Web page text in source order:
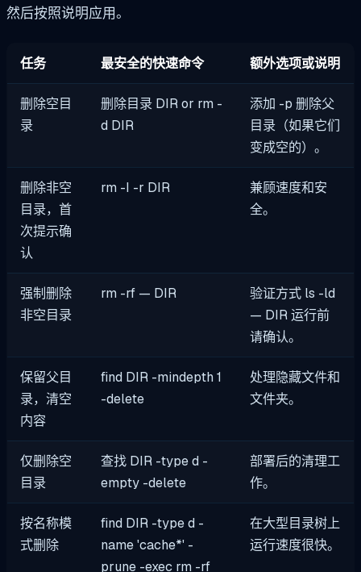
然后按照说明应用。
任务 最安全的快速命令 额外选项或说明
删除空目
录
删除目录 DIRor rm -
d DIR
添加 -p 删除父
目录（如果它们
变成空的）。
删除非空
目录，首
次提示确
认
rm -I -r DIR
兼顾速度和安
全。
强制删除
非空目录
rm -rf — DIR 验证方式 ls -ld
— DIR运行前
请确认。
保留父目
录，清空
内容
find DIR -mindepth 1
-delete
处理隐藏文件和
文件夹。
仅删除空
目录
查找 DIR -type d -
empty -delete
部署后的清理工
作。
按名称模
式删除
find DIR -type d -
name 'cache*' -
prune -exec rm -rf
在大型目录树上
运行速度很快。